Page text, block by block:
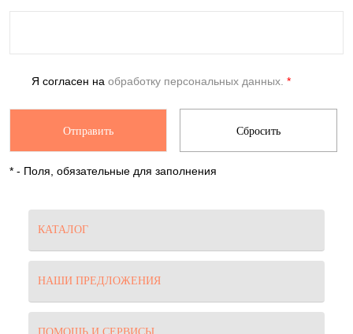
Я согласен на обработку персональных данных. *
* - Поля, обязательные для заполнения
КАТАЛОГ
НАШИ ПРЕДЛОЖЕНИЯ